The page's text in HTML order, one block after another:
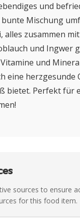
und
Mischung
alles zusammen
und Ingwer
und
eine herzgesunde
bietet. Perfekt für
sources to ensure
for this food item.